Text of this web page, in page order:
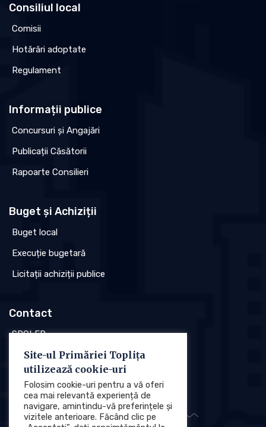
Consiliul local
Comisii
Hotărâri adoptate
Regulament
Informații publice
Concursuri și Angajări
Publicații Căsătorii
Rapoarte Consilieri
Buget și Achiziții
Buget local
Execuție bugetară
Licitații achiziții publice
Contact
SPCLEP
Stare civilă
Poliția locală
Site-ul Primăriei Toplița
utilizează cookie-uri
Folosim cookie-uri pentru a vă oferi
cea mai relevantă experiență de
navigare, amintindu-vă preferințele și
vizitele anterioare. Făcând clic pe